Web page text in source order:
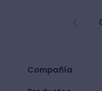
Compañía